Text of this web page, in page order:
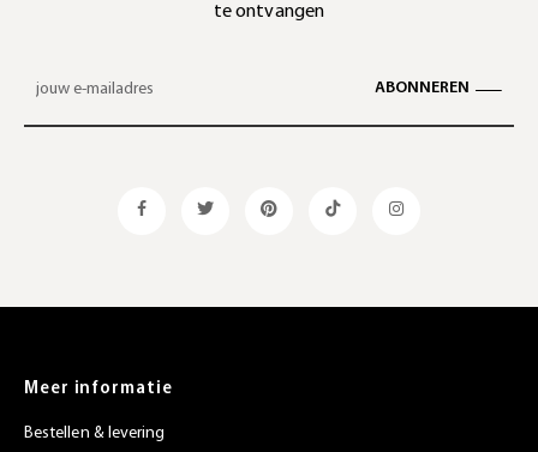
te ontvangen
ABONNEREN
Meer informatie
Bestellen & levering